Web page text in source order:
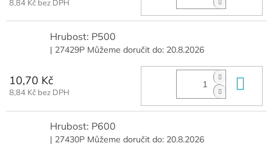
8,84 Kč bez DPH
Hrubost: P500
| 27429P Můžeme doručit do: 20.8.2026
10,70 Kč
8,84 Kč bez DPH
Hrubost: P600
| 27430P Můžeme doručit do: 20.8.2026